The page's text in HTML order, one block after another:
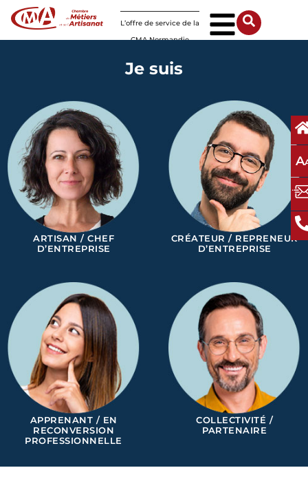
L’offre de service de la
CMA Normandie
A
Je suis
ARTISAN / CHEF
D’ENTREPRISE
CRÉATEUR / REPRENEUR
D’ENTREPRISE
APPRENANT / EN
RECONVERSION
PROFESSIONNELLE
COLLECTIVITÉ /
PARTENAIRE
Panneau de gestion des cookies